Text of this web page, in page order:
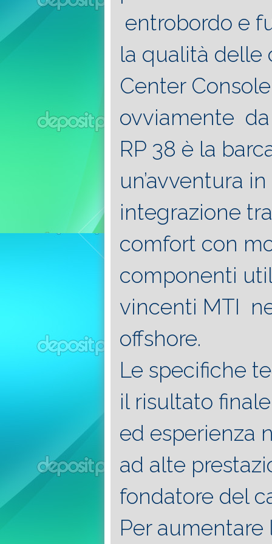
entrobordo e
la qualità delle
Center
ovviamente
RP 38 è la
un’avventura
integrazione
comfort con
componenti
vincenti MTI
offshore.
Le specifiche
il risultato
ed esperienza
ad alte
fondatore del
Per aumentare